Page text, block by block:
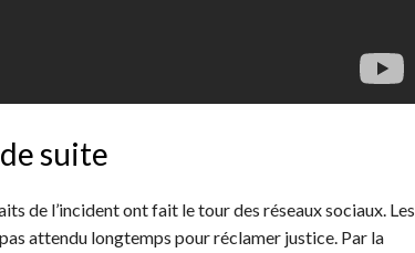
suite
de l’incident ont fait le tour des réseaux sociaux. Les
attendu longtemps pour réclamer justice. Par la